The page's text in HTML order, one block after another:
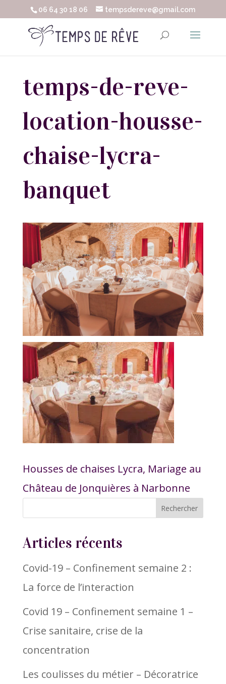
06 64 30 18 06 tempsdereve@gmail.com
temps-de-reve-
location-housse-
chaise-lycra-
banquet
Housses de chaises Lycra, Mariage au
Château de Jonquières à Narbonne
Articles récents
Covid-19 – Confinement semaine 2 :
La force de l’interaction
Covid 19 – Confinement semaine 1 –
Crise sanitaire, crise de la
concentration
Les coulisses du métier – Décoratrice